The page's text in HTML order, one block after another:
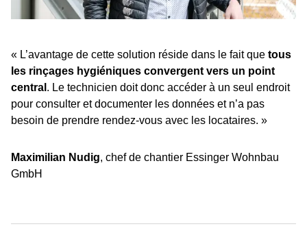
« L’avantage de cette solution réside dans le fait que tous
les rinçages hygiéniques convergent vers un point
central . Le technicien doit donc accéder à un seul endroit
pour consulter et documenter les données et n’a pas
besoin de prendre rendez-vous avec les locataires. »
Maximilian Nudig, chef de chantier Essinger Wohnbau
GmbH